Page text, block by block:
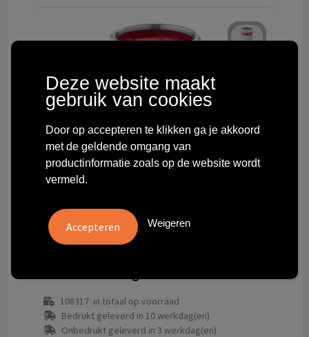
108317in totaal op voorraad
Bedrukt geleverd in 10 werkdag(en)
Onbedrukt geleverd in 3 werkdag(en)
Deze website maakt
gebruik van cookies
Door op accepteren te klikken ga je akkoord
met de geldende omgang van
productinformatie zoals op de website wordt
vermeld.
Weigeren